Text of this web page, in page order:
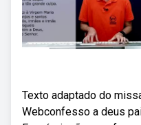
Texto adaptado do
Webconfesso a deus